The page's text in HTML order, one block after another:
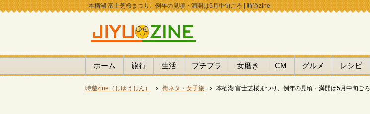
本栖湖 富士芝桜まつり、例年の見頃・満開は5月中旬ごろ | 時遊zine
ホーム 旅行 生活 プチプラ 女磨き CM グルメ レシピ
時遊zine（じゆうじん） 街ネタ・女子旅 本栖湖 富士芝桜まつり、例年の見頃・満開は5月中旬ごろ